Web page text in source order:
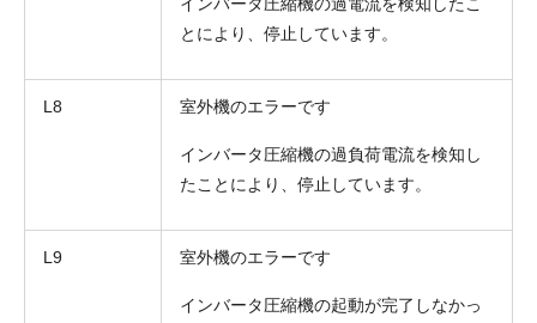
とにより、停止しています。
L8 室外機のエラーです
インバータ圧縮機の過負荷電流を検知し
たことにより、停止しています。
L9 室外機のエラーです
インバータ圧縮機の起動が完了しなかっ